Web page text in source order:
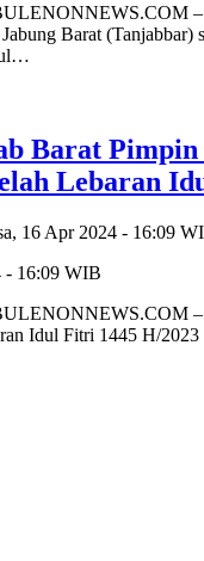
–
Barat (Tanjabbar)
Barat Pimpin
Lebaran
16 Apr 2024 - 16:09
- 16:09 WIB
–
Idul Fitri 1445 H/